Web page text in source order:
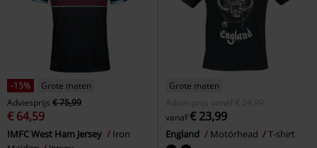
-15%
Grote maten
Adviesprijs € 75,99
€ 64,59
IMFC West Ham Jersey
Iron
Grote maten
Adviesprijs
vanaf € 24,99
vanaf€ 23,99
England Motörhead T-shirt